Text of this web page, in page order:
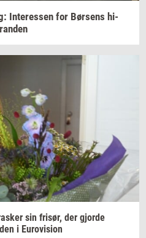
In­ter­es­sen for Bør­sens hi­
sin fri­sør, der gjor­de
i Eu­ro­vi­sion